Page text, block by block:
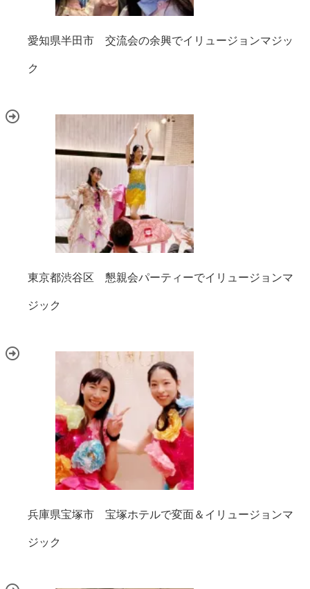
愛知県半田市 交流会の余興でイリュージョンマジッ
ク
東京都渋谷区 懇親会パーティーでイリュージョンマ
ジック
兵庫県宝塚市 宝塚ホテルで変面＆イリュージョンマ
ジック